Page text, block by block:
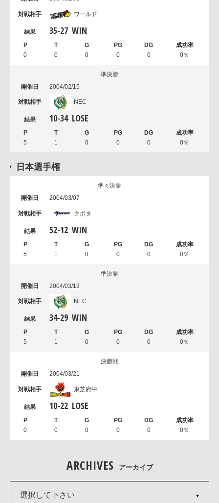
ワールド
35-27 WIN
0 0 0 0 0 0％
準決勝
2004/02/15
NEC
10-34 LOSE
5 1 0 0 0 0％
日本選手権
準々決勝
2004/03/07
クボタ
52-12 WIN
5 1 0 0 0 0％
準決勝
2004/03/13
NEC
34-29 WIN
5 1 0 0 0 0％
決勝戦
2004/03/21
東芝府中
10-22 LOSE
0 0 0 0 0 0％
ARCHIVES アーカイブ
選択して下さい